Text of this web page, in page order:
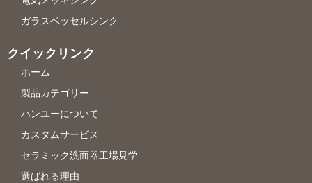
ガラスベッセルシンク
クイックリンク
ホーム
製品カテゴリー
ハンユーについて
カスタムサービス
セラミック洗面器工場見学
選ばれる理由